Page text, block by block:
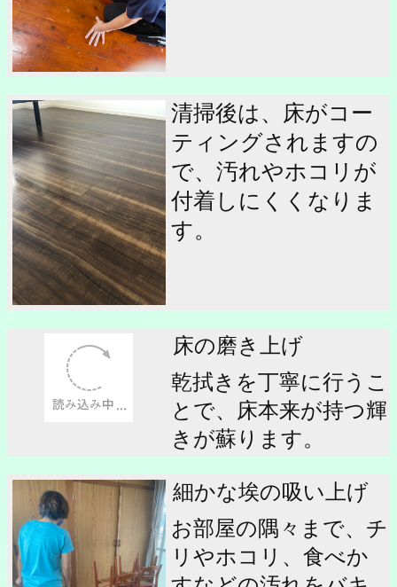
清掃後は、床がコー
ティングされますの
で、汚れやホコリが
付着しにくくなりま
す。
床の磨き上げ
乾拭きを丁寧に行うこ
とで、床本来が持つ輝
きが蘇ります。
細かな埃の吸い上げ
お部屋の隅々まで、チ
リやホコリ、食べか